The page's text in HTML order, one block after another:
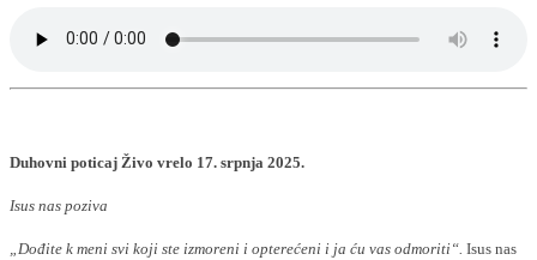
Duhovni poticaj Živo vrelo 17. srpnja 2025.
Isus nas poziva
„Dođite k meni svi koji ste izmoreni i opterećeni i ja ću vas odmoriti“. Isus nas